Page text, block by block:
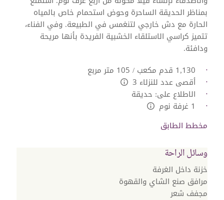
بمناظر الحديقة الساحرة وحوض استحمام خاص بالمياه
الحارة مع دش خارجي لتنغمس في الطبيعة. وفي الفناء،
تتميز كراسي الاستلقاء الخشبية الفريدة بأنها مريحة
ودافئة.
1,130 قدم مكعب / 105 متر مربع
أقصى عدد للنزلاء 3
الاطلاع على: حديقة
1 غرفة نوم
مخطط الطابق
وسائل الراحة
خزنة داخل الغرفة
مرافق صنع الشاي والقهوة
مجفف شعر